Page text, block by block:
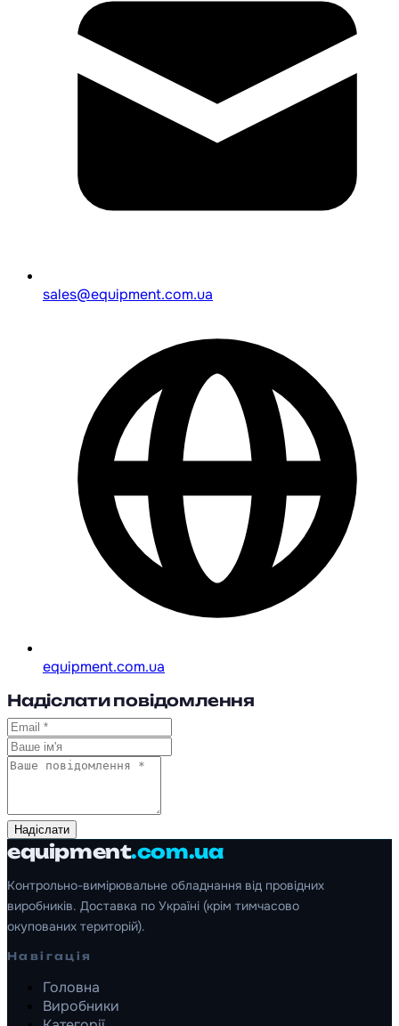
sales@equipment.com.ua
equipment.com.ua
Надіслати повідомлення
Надіслати
equipment.com.ua
Контрольно-вимірювальне обладнання від провідних
виробників. Доставка по Україні (крім тимчасово
окупованих територій).
Навігація
Головна
Виробники